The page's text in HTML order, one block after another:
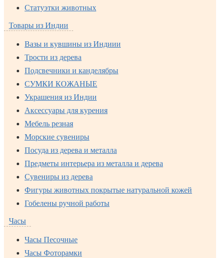
Статуэтки животных
Товары из Индии
Вазы и кувшины из Индиии
Трости из дерева
Подсвечники и канделябры
СУМКИ КОЖАНЫЕ
Украшения из Индии
Аксессуары для курения
Мебель резная
Морские сувениры
Посуда из дерева и металла
Предметы интерьера из металла и дерева
Сувениры из дерева
Фигуры животных покрытые натуральной кожей
Гобелены ручной работы
Часы
Часы Песочные
Часы Фоторамки